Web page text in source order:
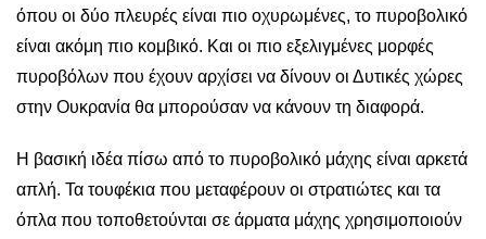
όπου οι δύο πλευρές είναι πιο οχυρωμένες, το πυροβολικό
είναι ακόμη πιο κομβικό. Και οι πιο εξελιγμένες μορφές
πυροβόλων που έχουν αρχίσει να δίνουν οι Δυτικές χώρες
στην Ουκρανία θα μπορούσαν να κάνουν τη διαφορά.
Η βασική ιδέα πίσω από το πυροβολικό μάχης είναι αρκετά
απλή. Τα τουφέκια που μεταφέρουν οι στρατιώτες και τα
όπλα που τοποθετούνται σε άρματα μάχης χρησιμοποιούν